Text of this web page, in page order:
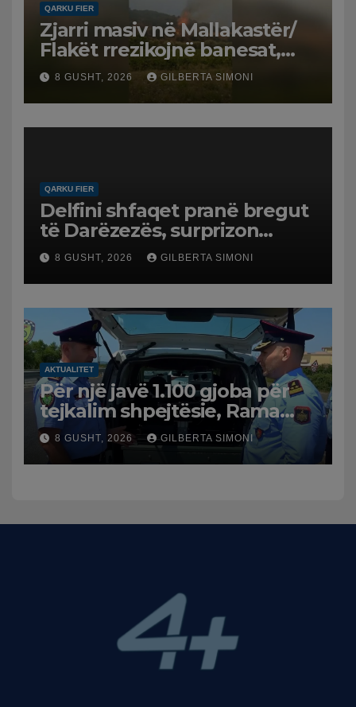
QARKU FIER
Zjarri masiv në Mallakastër/
Flakët rrezikojnë banesat,
Policia evakuon disa familje
në Koilac
8 GUSHT, 2026 GILBERTA SIMONI
QARKU FIER
Delfini shfaqet pranë bregut
të Darëzezës, surprizon
pushuesit dhe banorët
8 GUSHT, 2026 GILBERTA SIMONI
AKTUALITET
Për një javë 1.100 gjoba për
tejkalim shpejtësie, Rama
publikon videon: Kamerat e
trafikut së shpejti në
funksion
8 GUSHT, 2026 GILBERTA SIMONI